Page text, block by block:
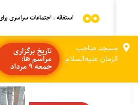
استغاثه ، اجتماعات سراسری برای
مسجد صاحب
الزمان علیه‌السلام
تاریخ برگزاری
مراسم ها:
جمعه 9 مرداد